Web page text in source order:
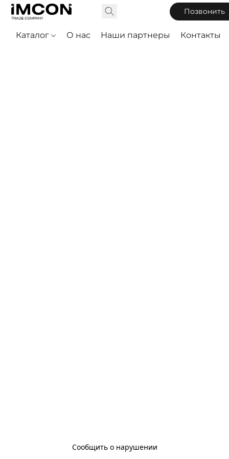
Позвонить
Каталог О нас Наши партнеры Контакты
Сообщить о нарушении